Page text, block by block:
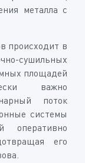
металла с
происходит в
сушильных
площадей
важно
поток
системы
оперативно
его